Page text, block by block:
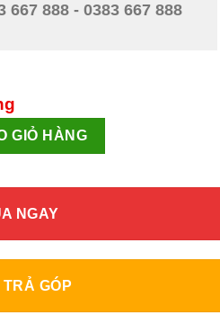
667 888 - 0383 667 888
số lượng
GIỎ HÀNG
NGAY
TRẢ GÓP